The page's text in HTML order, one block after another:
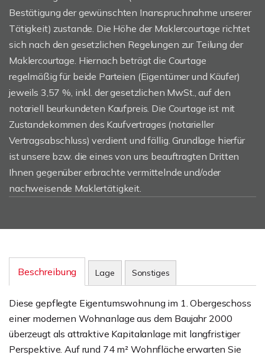
Bestätigung der gewünschten Inanspruchnahme unserer
Tätigkeit) zustande. Die Höhe der Maklercourtage richtet
sich nach den gesetzlichen Regelungen zur Teilung der
Maklercourtage. Hiernach beträgt die Courtage
regelmäßig für beide Parteien (Eigentümer und Käufer)
jeweils 3,57 %, inkl. der gesetzlichen MwSt., auf den
notariell beurkundeten Kaufpreis. Die Courtage ist mit
Zustandekommen des Kaufvertrages (notarieller
Vertragsabschluss) verdient und fällig. Grundlage hierfür
ist unsere bzw. die eines von uns beauftragten Dritten
Ihnen gegenüber erbrachte vermittelnde und/oder
nachweisende Maklertätigkeit.
Beschreibung Lage Sonstiges
Diese gepflegte Eigentumswohnung im 1. Obergeschoss
einer modernen Wohnanlage aus dem Baujahr 2000
überzeugt als attraktive Kapitalanlage mit langfristiger
Perspektive. Auf rund 74 m² Wohnfläche erwarten Sie